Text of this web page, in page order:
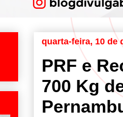
quarta-feira, 10 de
PRF e
700 Kg